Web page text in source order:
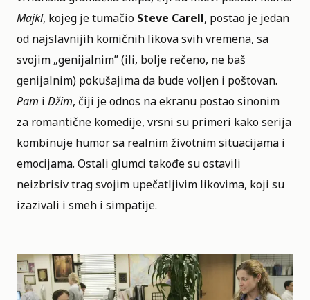
Majkl, kojeg je tumačio Steve Carell, postao je jedan
od najslavnijih komičnih likova svih vremena, sa
svojim „genijalnim” (ili, bolje rečeno, ne baš
genijalnim) pokušajima da bude voljen i poštovan.
Pam i Džim, čiji je odnos na ekranu postao sinonim
za romantične komedije, vrsni su primeri kako serija
kombinuje humor sa realnim životnim situacijama i
emocijama. Ostali glumci takođe su ostavili
neizbrisiv trag svojim upečatljivim likovima, koji su
izazivali i smeh i simpatije.